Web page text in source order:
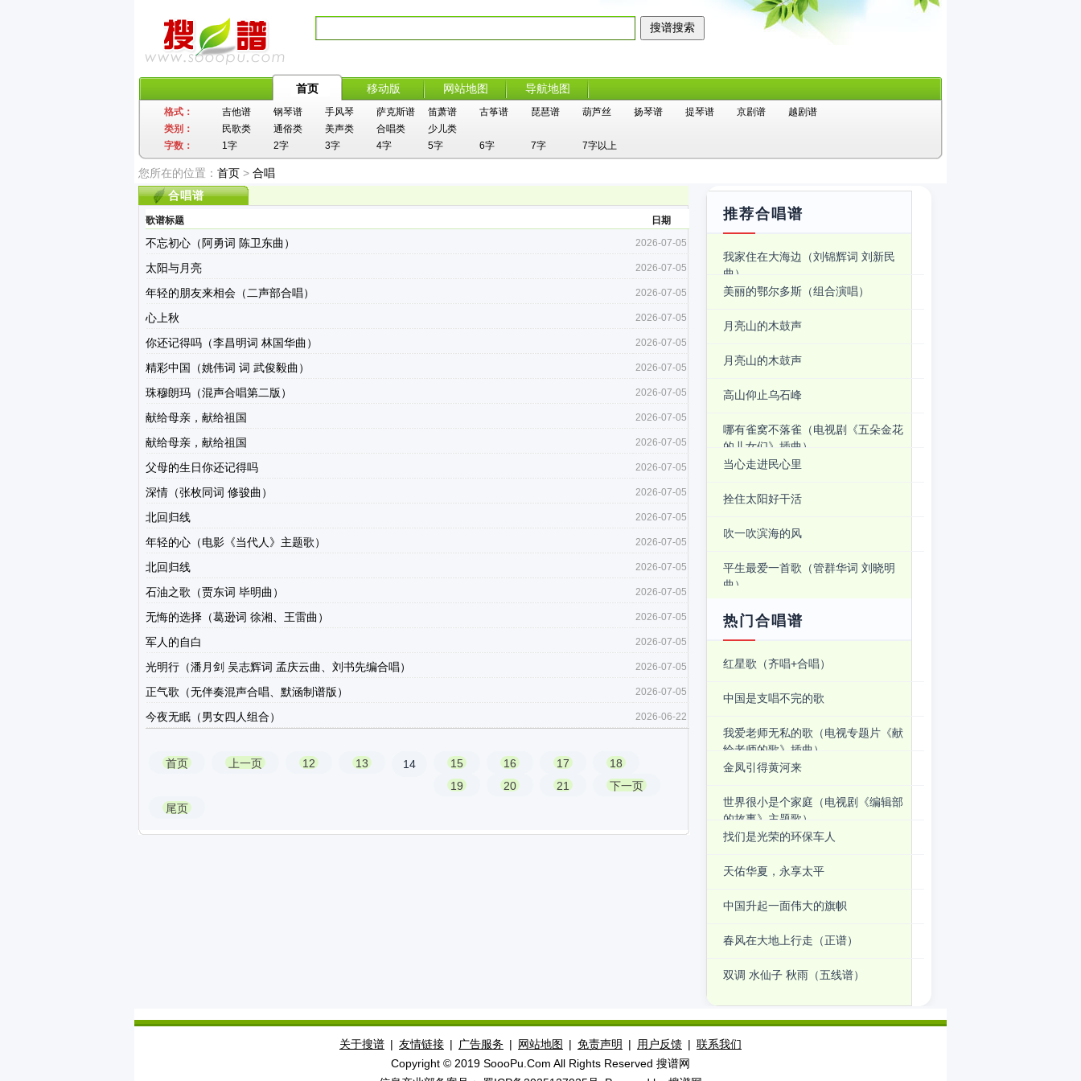
首页 移动版 网站地图 导航地图
格式： 吉他谱 钢琴谱 手风琴 萨克斯谱 笛萧谱 古筝谱 琵琶谱 葫芦丝 扬琴谱 提琴谱 京剧谱
越剧谱
类别：
民歌类 通俗类 美声类 合唱类
少儿类
字数：
1字 2字 3字 4字 5字 6字 7字 7字以上
您所在的位置： 首页 > 合唱
合唱谱
歌谱标题 日期
不忘初心（阿勇词 陈卫东曲） 2026-07-05
太阳与月亮 2026-07-05
年轻的朋友来相会（二声部合唱） 2026-07-05
心上秋 2026-07-05
你还记得吗（李昌明词 林国华曲） 2026-07-05
精彩中国（姚伟词 词 武俊毅曲） 2026-07-05
珠穆朗玛（混声合唱第二版） 2026-07-05
献给母亲，献给祖国 2026-07-05
献给母亲，献给祖国 2026-07-05
父母的生日你还记得吗 2026-07-05
深情（张枚同词 修骏曲） 2026-07-05
北回归线 2026-07-05
年轻的心（电影《当代人》主题歌） 2026-07-05
北回归线 2026-07-05
石油之歌（贾东词 毕明曲） 2026-07-05
无悔的选择（葛逊词 徐湘、王雷曲） 2026-07-05
军人的自白 2026-07-05
光明行（潘月剑 吴志辉词 孟庆云曲、刘书先编合唱） 2026-07-05
正气歌（无伴奏混声合唱、默涵制谱版） 2026-07-05
今夜无眠（男女四人组合） 2026-06-22
首页 上一页 12 13 14 15 16 17
18
19
20 21
下一页
尾页
推荐合唱谱
我家住在大海边（刘锦辉词 刘新民
曲）
美丽的鄂尔多斯（组合演唱）
月亮山的木鼓声
月亮山的木鼓声
高山仰止乌石峰
哪有雀窝不落雀（电视剧《五朵金花
的儿女们》插曲）
当心走进民心里
拴住太阳好干活
吹一吹滨海的风
平生最爱一首歌（管群华词 刘晓明
曲）
热门合唱谱
红星歌（齐唱+合唱）
中国是支唱不完的歌
我爱老师无私的歌（电视专题片《献
给老师的歌》插曲）
金凤引得黄河来
世界很小是个家庭（电视剧《编辑部
的故事》主题歌）
找们是光荣的环保车人
天佑华夏，永享太平
中国升起一面伟大的旗帜
春风在大地上行走（正谱）
双调 水仙子 秋雨（五线谱）
关于搜谱 | 友情链接 | 广告服务 | 网站地图 | 免责声明 | 用户反馈 | 联系我们
Copyright © 2019 SoooPu.Com All Rights Reserved 搜谱网